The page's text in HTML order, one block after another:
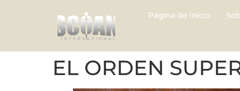
Página de Inicio
EL ORDEN